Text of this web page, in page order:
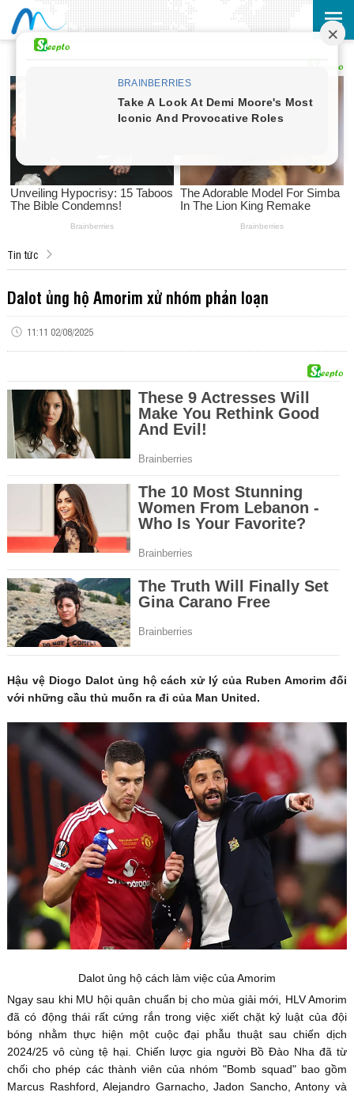
Tin tức
Dalot ủng hộ Amorim xử nhóm phản loạn
11:11 02/08/2025
Hậu vệ Diogo Dalot ủng hộ cách xử lý của Ruben Amorim đối
với những cầu thủ muốn ra đi của Man United.
Dalot ủng hộ cách làm việc của Amorim
Ngay sau khi MU hội quân chuẩn bị cho mùa giải mới, HLV Amorim
đã có động thái rất cứng rắn trong việc xiết chặt kỷ luật của đội
bóng nhằm thực hiện một cuộc đại phẫu thuật sau chiến dịch
2024/25 vô cùng tệ hại. Chiến lược gia người Bồ Đào Nha đã từ
chối cho phép các thành viên của nhóm "Bomb squad" bao gồm
Marcus Rashford, Alejandro Garnacho, Jadon Sancho, Antony và